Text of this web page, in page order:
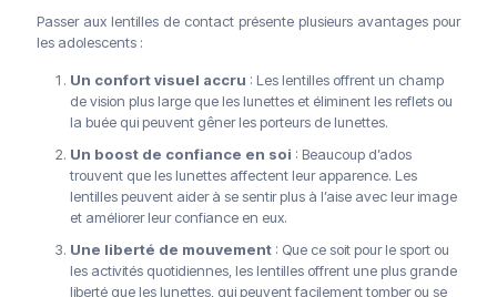
Passer aux lentilles de contact présente plusieurs avantages pour
les adolescents :
Un confort visuel accru : Les lentilles offrent un champ
de vision plus large que les lunettes et éliminent les reflets ou
la buée qui peuvent gêner les porteurs de lunettes.
Un boost de confiance en soi : Beaucoup d’ados
trouvent que les lunettes affectent leur apparence. Les
lentilles peuvent aider à se sentir plus à l’aise avec leur image
et améliorer leur confiance en eux.
Une liberté de mouvement : Que ce soit pour le sport ou
les activités quotidiennes, les lentilles offrent une plus grande
liberté que les lunettes, qui peuvent facilement tomber ou se